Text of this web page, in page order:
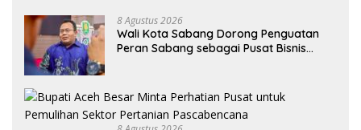
8 Agustus 2026
Wali Kota Sabang Dorong Penguatan
Peran Sabang sebagai Pusat Bisnis